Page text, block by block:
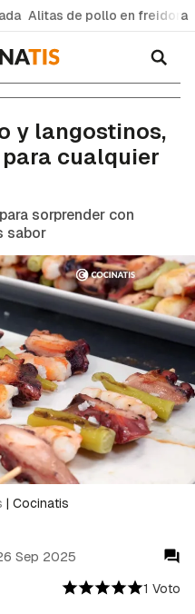
Alitas de pollo en freidora
y langostinos,
cualquier
sorprender con
sabor
1 Voto
Sep 2025
| Cocinatis